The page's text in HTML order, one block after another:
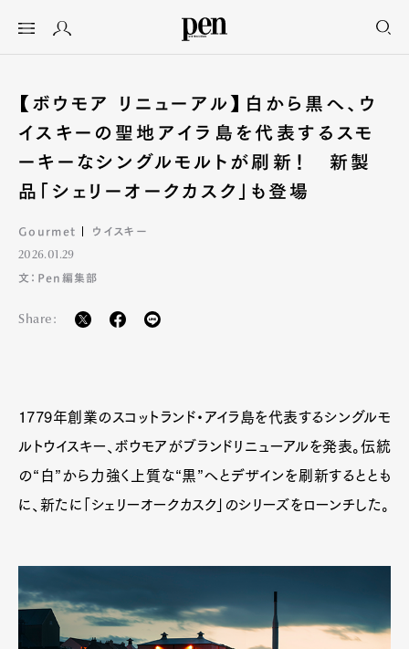
【ボウモア リニューアル】白から黒へ、ウ
イスキーの聖地アイラ島を代表するスモ
ーキーなシングルモルトが刷新！ 新製
品「シェリーオークカスク」も登場
Gourmet ウイスキー
2026.01.29
文：Pen編集部
Share:
1779年創業のスコットランド・アイラ島を代表するシングルモ
ルトウイスキー、ボウモアがブランドリニューアルを発表。伝統
の“白”から力強く上質な“黒”へとデザインを刷新するととも
に、新たに「シェリーオークカスク」のシリーズをローンチした。